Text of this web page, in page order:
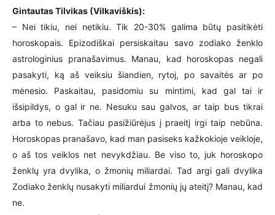
Gintautas Tilvikas (Vilkaviškis):
– Nei tikiu, nei netikiu. Tik 20-30% galima būtų pasitikėti
horoskopais. Epizodiškai persiskaitau savo zodiako ženklo
astrologinius pranašavimus. Manau, kad horoskopas negali
pasakyti, ką aš veiksiu šiandien, rytoj, po savaitės ar po
mėnesio. Paskaitau, pasidomiu su mintimi, kad gal tai ir
išsipildys, o gal ir ne. Nesuku sau galvos, ar taip bus tikrai
arba to nebus. Tačiau pasižiūrėjus į praeitį irgi taip nebūna.
Horoskopas pranašavo, kad man pasiseks kažkokioje veikloje,
o aš tos veiklos net nevykdžiau. Be viso to, juk horoskopo
ženklų yra dvylika, o žmonių miliardai. Tad argi gali dvylika
Zodiako ženklų nusakyti miliardui žmonių jų ateitį? Manau, kad
ne.